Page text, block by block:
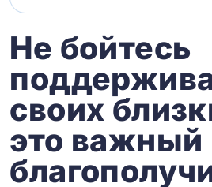
Не бойтесь
своих
это важный